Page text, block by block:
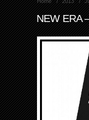
NEW ERA